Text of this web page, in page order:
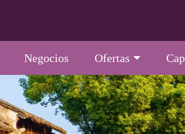
Negocios Ofertas